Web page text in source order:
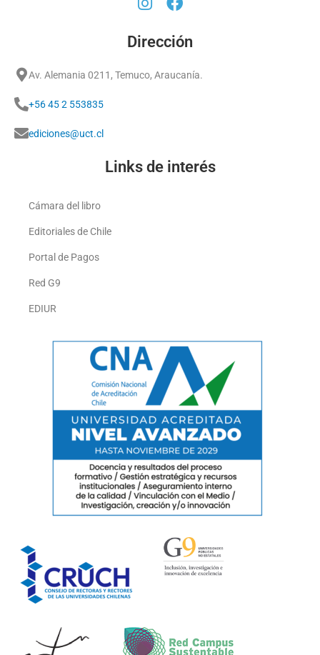
Dirección
Av. Alemania 0211, Temuco, Araucanía.
+56 45 2 553835
ediciones@uct.cl
Links de interés
Cámara del libro
Editoriales de Chile
Portal de Pagos
Red G9
EDIUR